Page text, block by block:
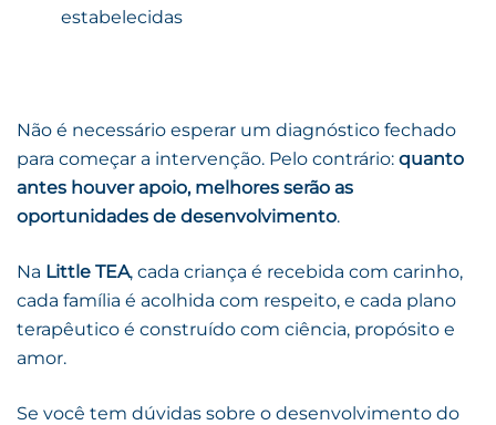
estabelecidas
Não é necessário esperar um diagnóstico fechado
para começar a intervenção. Pelo contrário: quanto
antes houver apoio, melhores serão as
oportunidades de desenvolvimento.
Na Little TEA, cada criança é recebida com carinho,
cada família é acolhida com respeito, e cada plano
terapêutico é construído com ciência, propósito e
amor.
Se você tem dúvidas sobre o desenvolvimento do